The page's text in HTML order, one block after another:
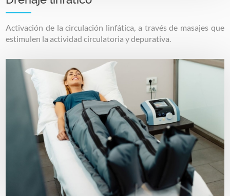
Activación de la circulación linfática, a través de masajes que
estimulen la actividad circulatoria y depurativa.
Image